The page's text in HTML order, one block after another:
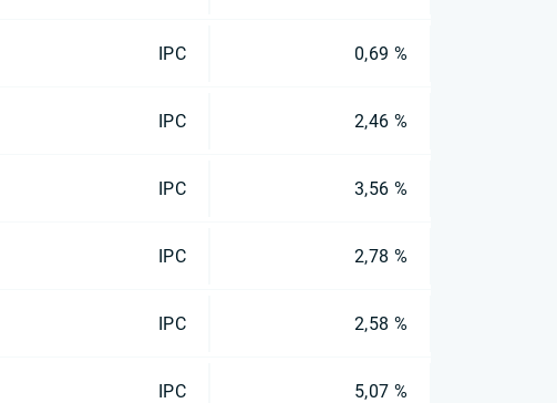
IPC 0,69 %
IPC 2,46 %
IPC 3,56 %
IPC 2,78 %
IPC 2,58 %
IPC 5,07 %